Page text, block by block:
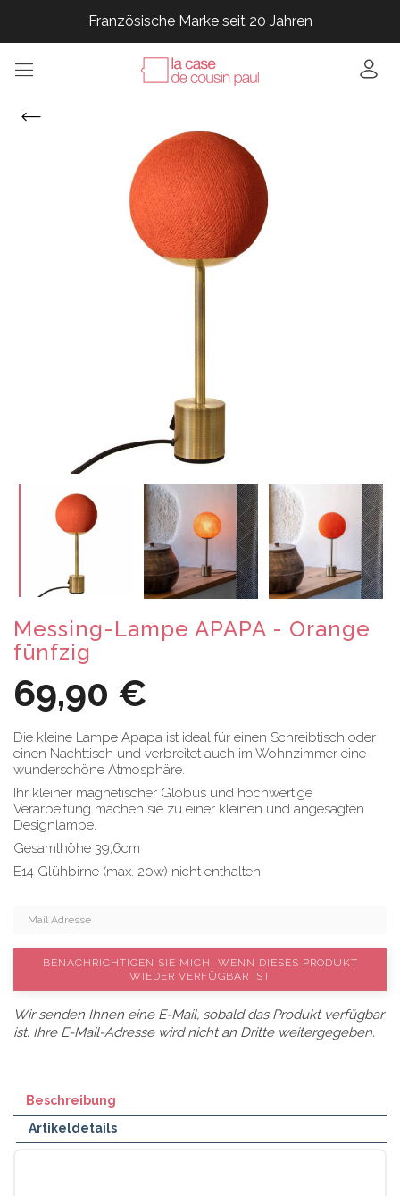
Französische Marke seit 20 Jahren
Französische Marke seit 20 Jahren
Französische Marke seit 20 Jahren
Messing-Lampe APAPA - Orange
fünfzig
69,90 €
Die kleine Lampe Apapa ist ideal für einen Schreibtisch oder
einen Nachttisch und verbreitet auch im Wohnzimmer eine
wunderschöne Atmosphäre.
Ihr kleiner magnetischer Globus und hochwertige
Verarbeitung machen sie zu einer kleinen und angesagten
Designlampe.
Gesamthöhe 39,6cm
E14 Glühbirne (max. 20w) nicht enthalten
BENACHRICHTIGEN SIE MICH, WENN DIESES PRODUKT
WIEDER VERFÜGBAR IST
Wir senden Ihnen eine E-Mail, sobald das Produkt verfügbar
ist. Ihre E-Mail-Adresse wird nicht an Dritte weitergegeben.
Beschreibung
Artikeldetails